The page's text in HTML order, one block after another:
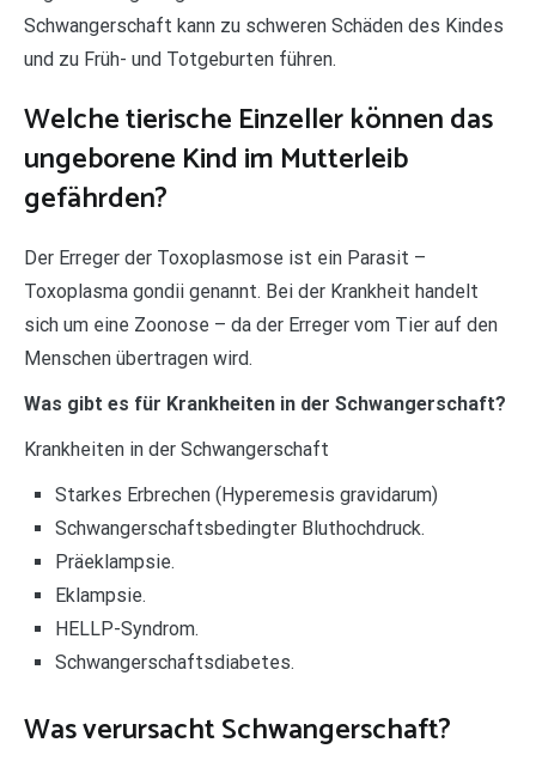
Schwangerschaft kann zu schweren Schäden des Kindes
und zu Früh- und Totgeburten führen.
Welche tierische Einzeller können das
ungeborene Kind im Mutterleib
gefährden?
Der Erreger der Toxoplasmose ist ein Parasit –
Toxoplasma gondii genannt. Bei der Krankheit handelt
sich um eine Zoonose – da der Erreger vom Tier auf den
Menschen übertragen wird.
Was gibt es für Krankheiten in der Schwangerschaft?
Krankheiten in der Schwangerschaft
Starkes Erbrechen (Hyperemesis gravidarum)
Schwangerschaftsbedingter Bluthochdruck.
Präeklampsie.
Eklampsie.
HELLP-Syndrom.
Schwangerschaftsdiabetes.
Was verursacht Schwangerschaft?